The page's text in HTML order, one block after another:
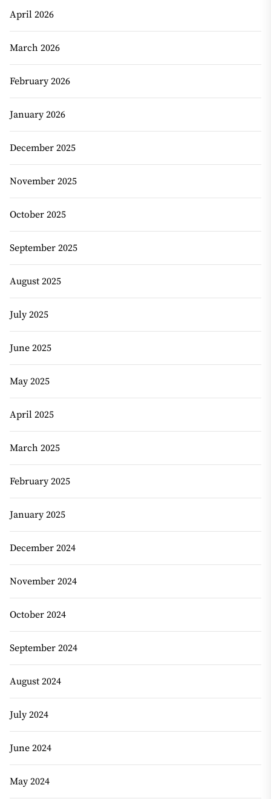
April 2026
March 2026
February 2026
January 2026
December 2025
November 2025
October 2025
September 2025
August 2025
July 2025
June 2025
May 2025
April 2025
March 2025
February 2025
January 2025
December 2024
November 2024
October 2024
September 2024
August 2024
July 2024
June 2024
May 2024